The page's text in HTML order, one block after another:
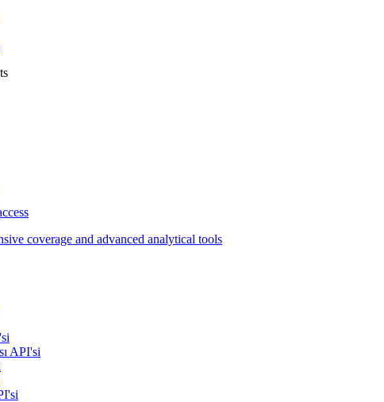
coverage and advanced analytical tools
API'si